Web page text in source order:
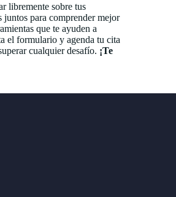
libremente sobre tus
juntos para comprender mejor
que te ayuden a
el formulario y agenda tu cita
cualquier desafío. ¡Te